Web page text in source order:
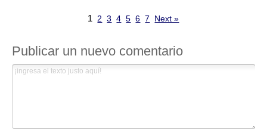
1 2 3 4 5 6 7 Next »
Publicar un nuevo comentario